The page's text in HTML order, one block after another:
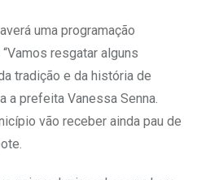
uma programação
resgatar alguns
tradição e da história de
a prefeita Vanessa Senna.
vão receber ainda pau de